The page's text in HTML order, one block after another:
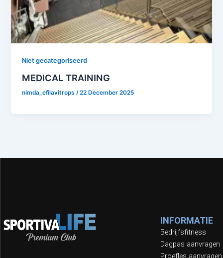
Niet gecategoriseerd
MEDICAL TRAINING
nimda_efilavitrops/22 December 2025
INFORMATIE
Bedrijfsfitness
Dagpas aanvragen
Proefles aanvragen